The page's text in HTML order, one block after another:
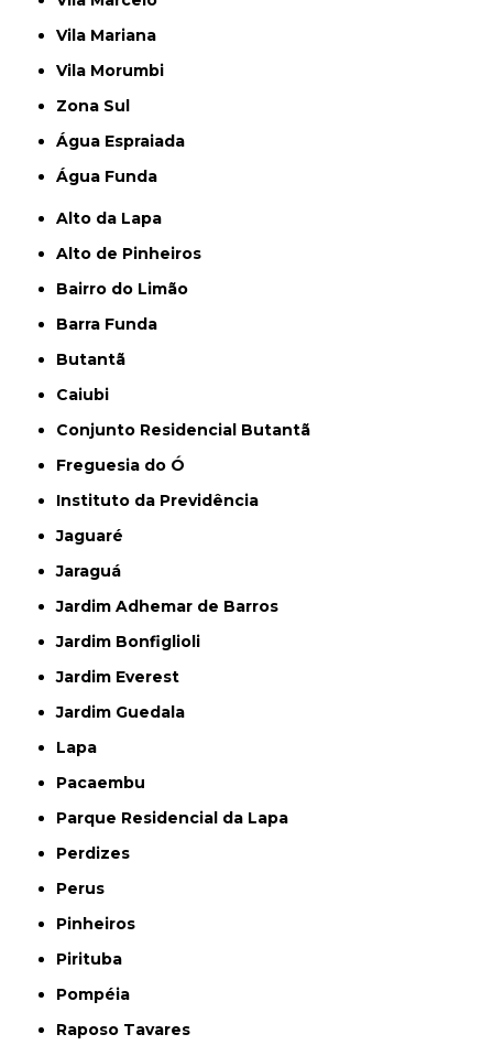
Vila Mariana
Vila Morumbi
Zona Sul
Água Espraiada
Água Funda
Alto da Lapa
Alto de Pinheiros
Bairro do Limão
Barra Funda
Butantã
Caiubi
Conjunto Residencial Butantã
Freguesia do Ó
Instituto da Previdência
Jaguaré
Jaraguá
Jardim Adhemar de Barros
Jardim Bonfiglioli
Jardim Everest
Jardim Guedala
Lapa
Pacaembu
Parque Residencial da Lapa
Perdizes
Perus
Pinheiros
Pirituba
Pompéia
Raposo Tavares